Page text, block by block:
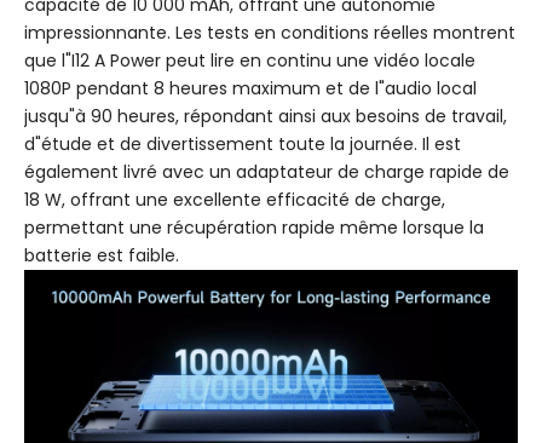
capacité de 10 000 mAh, offrant une autonomie
impressionnante. Les tests en conditions réelles montrent
que l"I12 A Power peut lire en continu une vidéo locale
1080P pendant 8 heures maximum et de l"audio local
jusqu"à 90 heures, répondant ainsi aux besoins de travail,
d"étude et de divertissement toute la journée. Il est
également livré avec un adaptateur de charge rapide de
18 W, offrant une excellente efficacité de charge,
permettant une récupération rapide même lorsque la
batterie est faible.